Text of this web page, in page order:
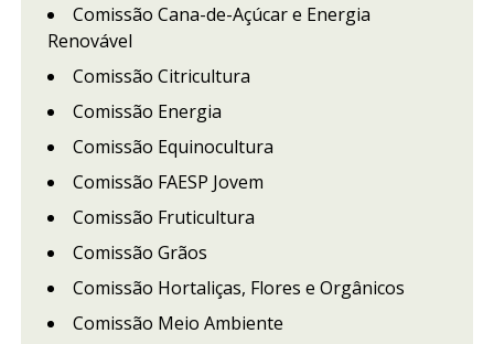
Comissão Cana-de-Açúcar e Energia
Renovável
Comissão Citricultura
Comissão Energia
Comissão Equinocultura
Comissão FAESP Jovem
Comissão Fruticultura
Comissão Grãos
Comissão Hortaliças, Flores e Orgânicos
Comissão Meio Ambiente